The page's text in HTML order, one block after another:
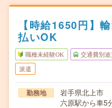
【時給1650円】
払いOK
職種未経験OK 交通費別途
派遣
勤務地
岩手県北上市
六原駅から車5